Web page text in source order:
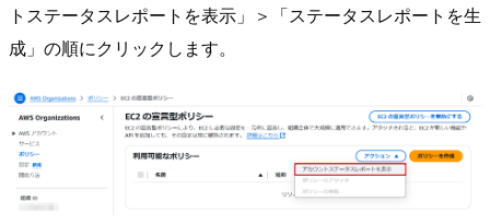
トステータスレポートを表示」＞「ステータスレポートを生
成」の順にクリックします。